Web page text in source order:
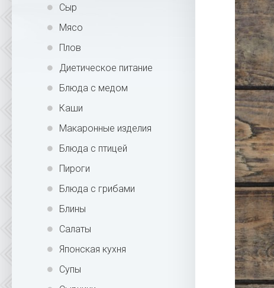
Сыр
Мясо
Плов
Диетическое питание
Блюда с медом
Каши
Макаронные изделия
Блюда с птицей
Пироги
Блюда с грибами
Блины
Салаты
Японская кухня
Супы